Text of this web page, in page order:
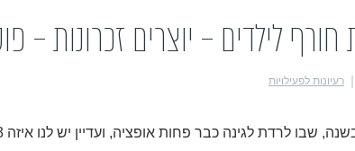
חורף לילדים – יוצרים זכרונות –
רעיונות לפעילויות